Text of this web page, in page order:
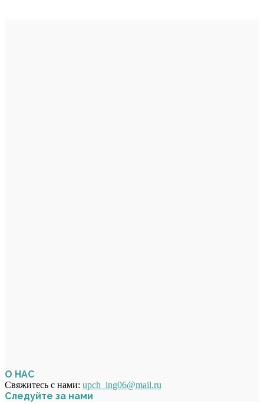
О НАС
Свяжитесь с нами: upch_ing06@mail.ru
Следуйте за нами